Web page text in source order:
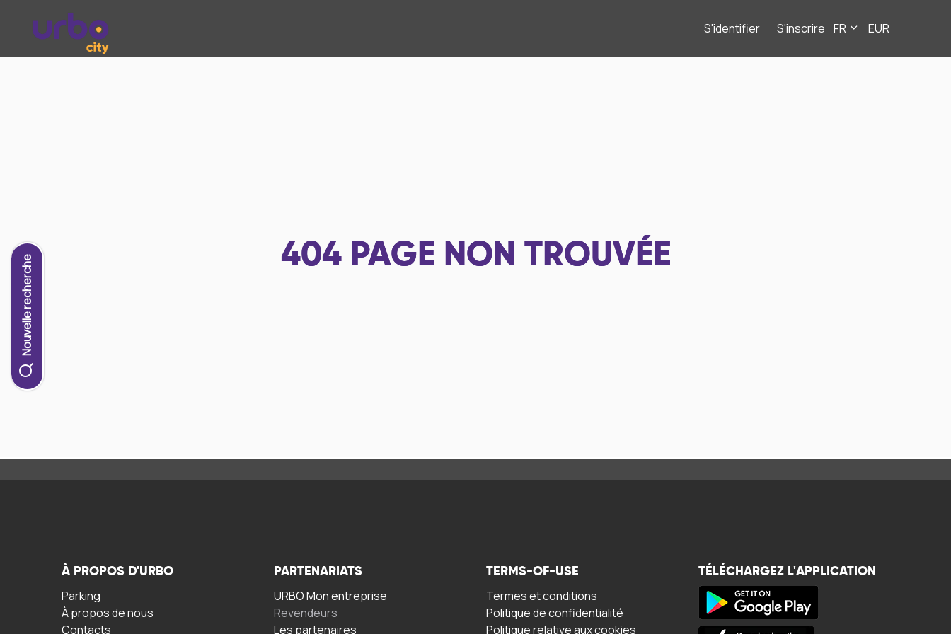
S'identifier S'inscrire FR EUR
Nouvelle recherche 404 PAGE NON TROUVÉE
À PROPOS D'URBO
Parking
À propos de nous
Contacts
PARTENARIATS
URBO Mon entreprise
Revendeurs
Les partenaires
TERMS-OF-USE
Termes et conditions
Politique de confidentialité
Politique relative aux cookies
TÉLÉCHARGEZ L'APPLICATION